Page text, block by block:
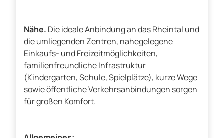
Nähe. Die ideale Anbindung an das Rheintal und
die umliegenden Zentren, nahegelegene
Einkaufs- und Freizeitmöglichkeiten,
familienfreundliche Infrastruktur
(Kindergarten, Schule, Spielplätze), kurze Wege
sowie öffentliche Verkehrsanbindungen sorgen
für großen Komfort.